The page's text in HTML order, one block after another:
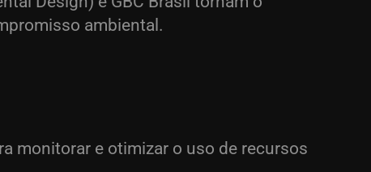
ambiental.
monitorar e otimizar o uso de recursos